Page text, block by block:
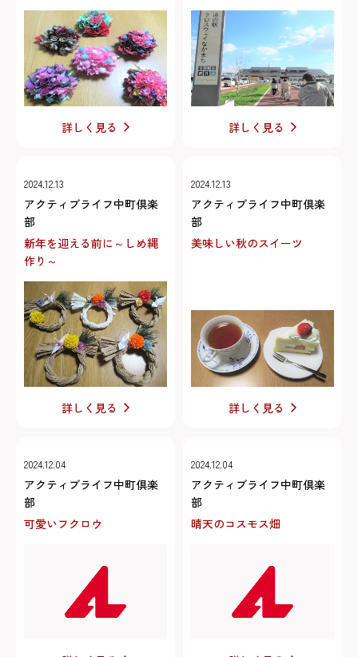
詳しく見る 詳しく見る
2024.12.13
アクティブライフ中町倶楽
部
新年を迎える前に～しめ縄
作り～
詳しく見る
2024.12.13
アクティブライフ中町倶楽
部
美味しい秋のスイーツ
詳しく見る
2024.12.04
アクティブライフ中町倶楽
部
可愛いフクロウ
2024.12.04
アクティブライフ中町倶楽
部
晴天のコスモス畑